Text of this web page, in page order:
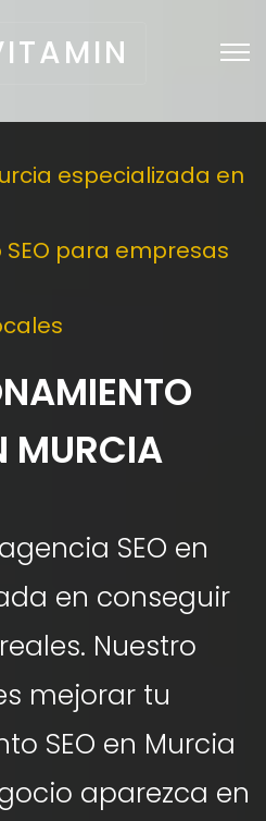
especializada en
para empresas
MURCIA
SEO en
en conseguir
Nuestro
mejorar tu
SEO en Murcia
aparezca en